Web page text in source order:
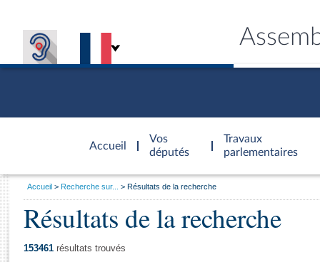
Accueil
d'accueil
Vos
députés
Travaux
parlementaires
Général
Vous
Accueil Recherche sur... Résultats de la recherche
Résultats de la recherche
153461 résultats trouvés